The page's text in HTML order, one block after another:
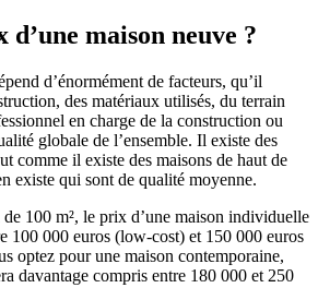
maison neuve ?
d’énormément de facteurs, qu’il
des matériaux utilisés, du terrain
en charge de la construction ou
globale de l’ensemble. Il existe des
comme il existe des maisons de haut de
existe qui sont de qualité moyenne.
100 m², le prix d’une maison individuelle
100 000 euros (low-cost) et 150 000 euros
optez pour une maison contemporaine,
davantage compris entre 180 000 et 250